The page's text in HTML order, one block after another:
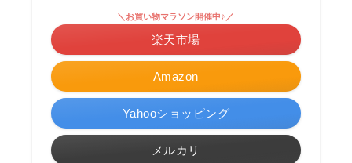
Amazon
＼お買い物マラソン開催中♪／
楽天市場
Yahooショッピング
メルカリ